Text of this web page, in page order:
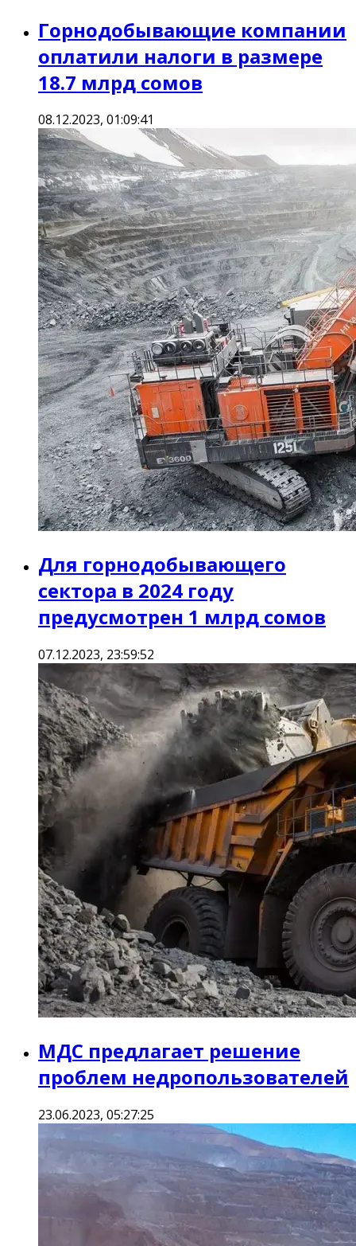
Горнодобывающие компании
оплатили налоги в размере
18.7 млрд сомов
08.12.2023, 01:09:41
Для горнодобывающего
сектора в 2024 году
предусмотрен 1 млрд сомов
07.12.2023, 23:59:52
МДС предлагает решение
проблем недропользователей
23.06.2023, 05:27:25